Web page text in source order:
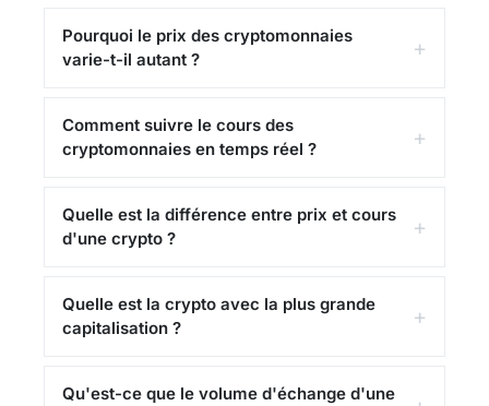
Capitalisation totale du marché crypto
cryptomonnaies atteint 1,99 T€, en variation de
cryptomonnaies activement échangées.
Md€, témoignant de la liquidité et de l'activité
du marché. La dominance de
suivis par les investisseurs pour évaluer les
Pourquoi le prix des cryptomonnaies
varie-t-il autant ?
Comment suivre le cours des
cryptomonnaies en temps réel ?
Quelle est la différence entre prix et cours
d'une crypto ?
Quelle est la crypto avec la plus grande
capitalisation ?
Qu'est-ce que le volume d'échange d'une